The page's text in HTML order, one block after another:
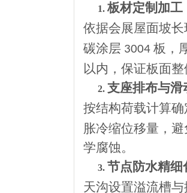
1. 板材定制加工
依据会展屋面坡
碳涂层 3004 板，
以内，保证板面整
2. 支座排布与滑
按结构荷载计算确
胀冷缩位移量，
学腐蚀。
3. 节点防水精细
天沟设置溢流槽